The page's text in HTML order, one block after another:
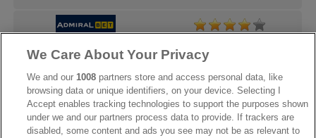
→AdmiralBet Bonus →AdmiralBet besuchen
→Bwin Bonus →Bwin besuchen
We Care About Your Privacy
We and our1008 partners store and access personal data, like
browsing data or unique identifiers, on your device. Selecting I
Accept enables tracking technologies to support the purposes shown
under we and our partners process data to provide. If trackers are
disabled, some content and ads you see may not be as relevant to